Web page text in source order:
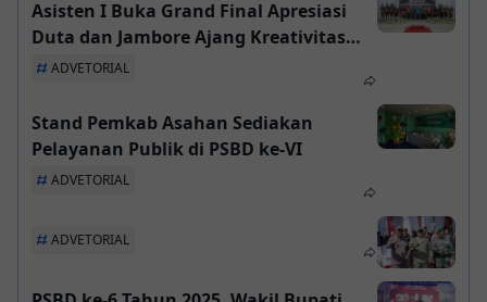
Asisten I Buka Grand Final Apresiasi
Duta dan Jambore Ajang Kreativitas
GenRe Kabupaten Asahan Tahun 2025
ADVETORIAL
Stand Pemkab Asahan Sediakan
Pelayanan Publik di PSBD ke-VI
ADVETORIAL
ADVETORIAL